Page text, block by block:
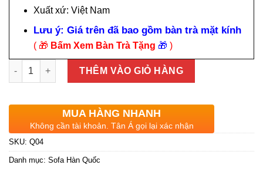
Xuất xứ: Việt Nam
Lưu ý: Giá trên đã bao gồm bàn trà mặt kính
( 🎁 Bấm Xem Bàn Trà Tặng 🎁 )
Sofa Da Hàn Quốc Đẹp Hiện Đại Q04 số lượng
THÊM VÀO GIỎ HÀNG
MUA HÀNG NHANH
Không cần tài khoản. Tân Á gọi lại xác nhận
SKU: Q04
Danh mục: Sofa Hàn Quốc